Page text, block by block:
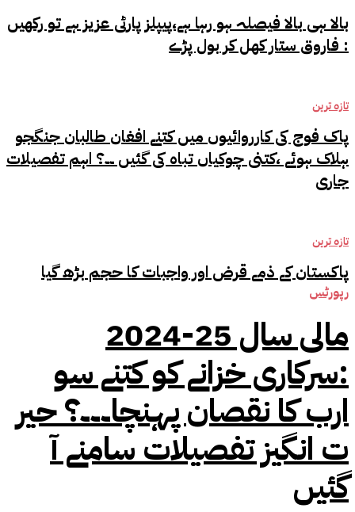
بالا ہی بالا فیصلہ ہو رہا ہے،پیپلز پارٹی عزیز ہے تو رکھیں
: فاروق ستار کھل کر بول پڑے
تازہ ترین
پاک فوج کی کارروائیوں میں کتنے افغان طالبان جنگجو
ہلاک ہوئے ،کتنی چوکیاں تباہ کی گئیں ۔۔؟ اہم تفصیلات
جاری
تازہ ترین
پاکستان کے ذمے قرض اور واجبات کا حجم بڑھ گیا
رپورٹس
مالی سال 25-2024
:سرکاری خزانے کو کتنے سو
ارب کا نقصان پہنچا۔۔۔؟ حیر
ت انگیز تفصیلات سامنے آ
گئیں